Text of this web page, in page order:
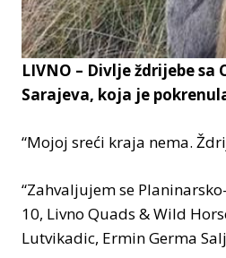
LIVNO – Divlje ždrijebe
Sarajeva, koja je
“Mojoj sreći kraja nema.
“Zahvaljujem se
10, Livno Quads & Wild
Lutvikadic, Ermin Germa